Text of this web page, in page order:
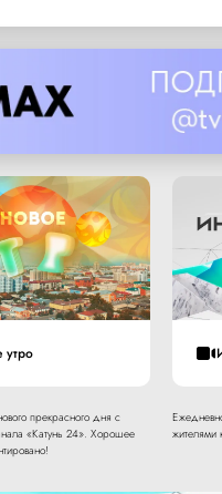
утро
прекрасного дня с
«Катунь 24». Хорошее
жителями